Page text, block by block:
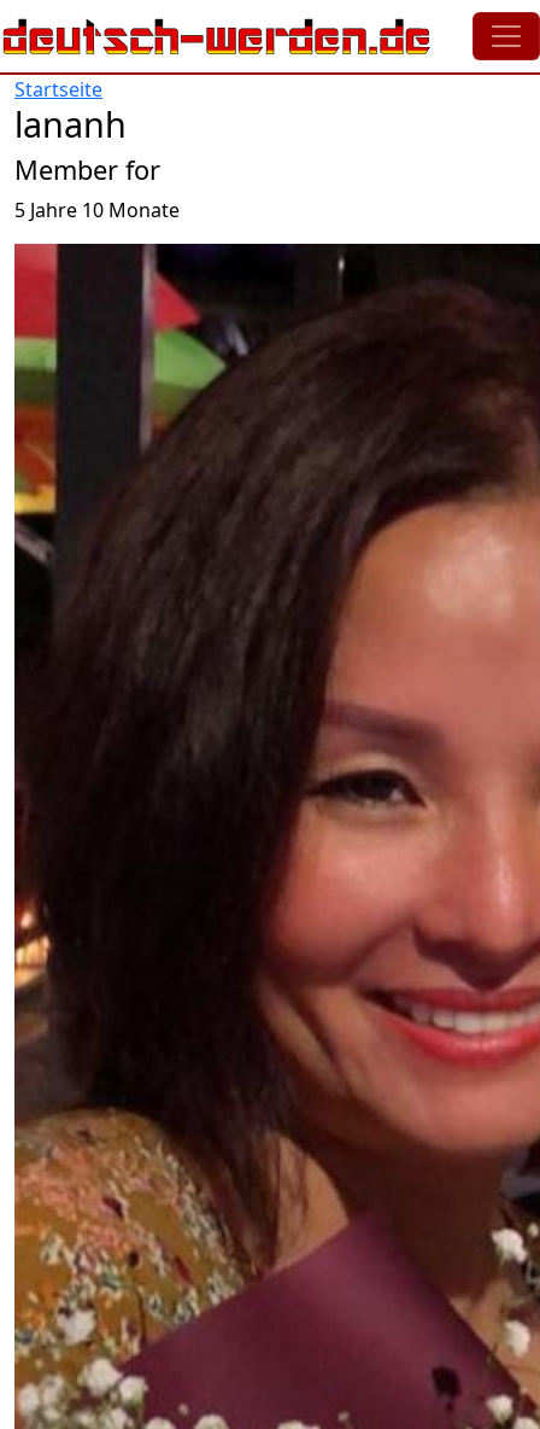
Direkt zum Inhalt
Startseite
lananh
Member for
5 Jahre 10 Monate